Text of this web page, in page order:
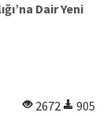
Dair Yeni
2672
905